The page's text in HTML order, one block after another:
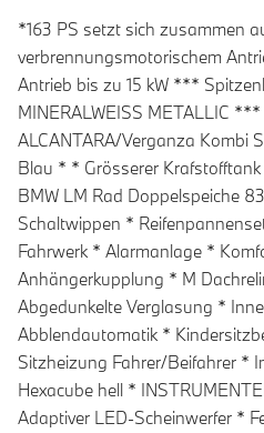
*163 PS setzt sich zusammen
verbrennungsmotorischem
Antrieb bis zu 15 kW ***
MINERALWEISS METALLIC
ALCANTARA/Verganza Kombi
Blau * * Grösserer
BMW LM Rad Doppelspeiche
Schaltwippen *
Fahrwerk * Alarmanlage *
Anhängerkupplung * M
Abgedunkelte Verglasung *
Abblendautomatik *
Sitzheizung Fahrer/Beifahrer *
Hexacube hell *
Adaptiver LED-Scheinwerfer *